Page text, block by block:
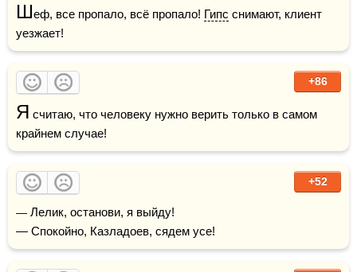
Шеф, все пропало, всё пропало! Гипс снимают, клиент
уезжает!
+86
Я считаю, что человеку нужно верить только в самом
крайнем случае!
+52
— Лелик, останови, я выйду!
— Спокойно, Казладоев, сядем усе!